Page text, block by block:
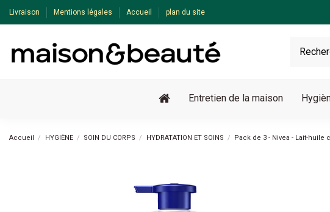
Livraison Mentions légales Accueil plan du site
Entretien de la maison
Accueil HYGIÈNE SOIN DU CORPS HYDRATATION ET SOINS Pack de 3 - Nivea - Lait-huile